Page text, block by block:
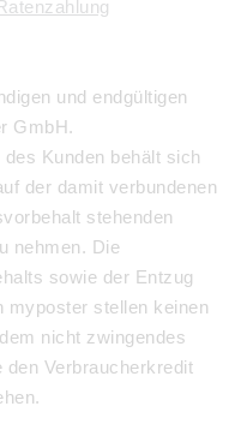
und endgültigen
GmbH.
Kunden behält sich
der damit verbundenen
stehenden
nehmen. Die
sowie der Entzug
myposter stellen keinen
nicht zwingendes
den Verbraucherkredit